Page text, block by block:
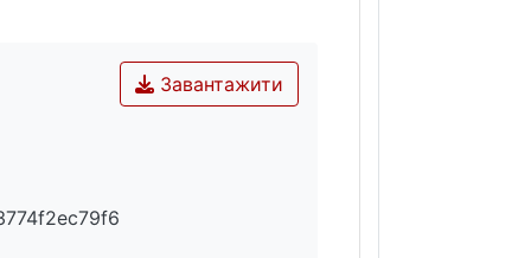
Завантажити